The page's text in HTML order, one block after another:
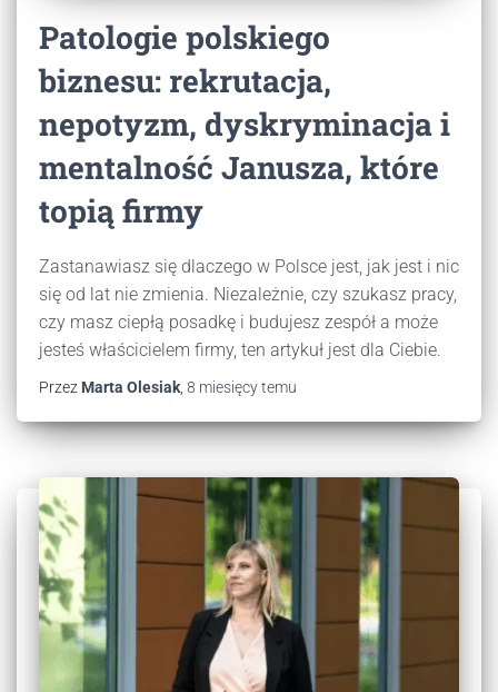
Patologie polskiego
biznesu: rekrutacja,
nepotyzm, dyskryminacja i
mentalność Janusza, które
topią firmy
Zastanawiasz się dlaczego w Polsce jest, jak jest i nic
się od lat nie zmienia. Niezależnie, czy szukasz pracy,
czy masz ciepłą posadkę i budujesz zespół a może
jesteś właścicielem firmy, ten artykuł jest dla Ciebie.
Przez Marta Olesiak 8 miesięcytemu